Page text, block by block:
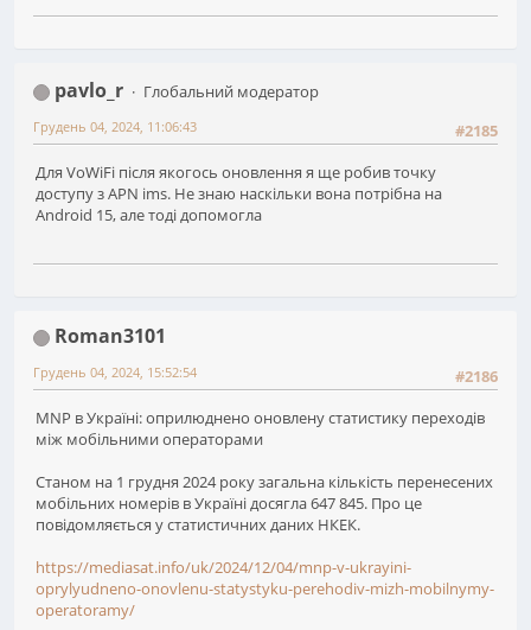
pavlo_r
Глобальний модератор
#2185
Грудень 04, 2024, 11:06:43
Для VoWiFi після якогось оновлення я ще робив точку
доступу з APN ims. Не знаю наскільки вона потрібна на
Android 15, але тоді допомогла
Roman3101
#2186
Грудень 04, 2024, 15:52:54
MNP в Україні: оприлюднено оновлену статистику переходів
між мобільними операторами
Станом на 1 грудня 2024 року загальна кількість перенесених
мобільних номерів в Україні досягла 647 845. Про це
повідомляється у статистичних даних НКЕК.
https://mediasat.info/uk/2024/12/04/mnp-v-ukrayini-
oprylyudneno-onovlenu-statystyku-perehodiv-mizh-mobilnymy-
operatoramy/